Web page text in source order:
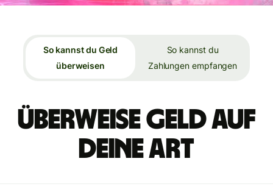
So kannst du Geld
überweisen
So kannst du
Zahlungen empfangen
Überweise Geld auf
deine Art